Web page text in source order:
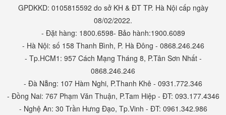
GPDKKD: 0105815592 do sở KH & ĐT TP. Hà Nội cấp ngày
08/02/2022.
- Đặt hàng: 1800.6598- Bảo hành:1900.6089
- Hà Nội: số 158 Thanh Bình, P. Hà Đông - 0868.246.246
- Tp.HCM1: 957 Cách Mạng Tháng 8, P.Tân Sơn Nhất -
0868.246.246
- Đà Nẵng: 107 Hàm Nghi, P.Thanh Khê - 0931.772.346
- Đồng Nai: 767 Phạm Văn Thuận, P.Tam Hiệp - ĐT: 093.177.4346
- Nghệ An: 30 Trần Hưng Đạo, Tp.Vinh - ĐT: 0961.342.986